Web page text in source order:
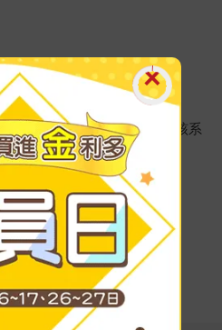
而組成的漫畫工作室，負責該系
、背景、插圖等工作。
發展學系 系主任